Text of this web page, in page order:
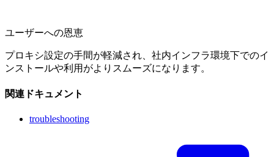
ユーザーへの恩恵
プロキシ設定の手間が軽減され、社内インフラ環境下でのイ
ンストールや利用がよりスムーズになります。
関連ドキュメント
troubleshooting